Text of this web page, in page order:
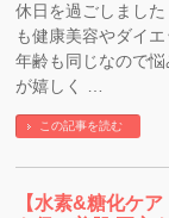
休日を過ごしまし
も健康美容やダイ
年齢も同じなので
が嬉しく …
この記事を読む
【水素&糖化ケ